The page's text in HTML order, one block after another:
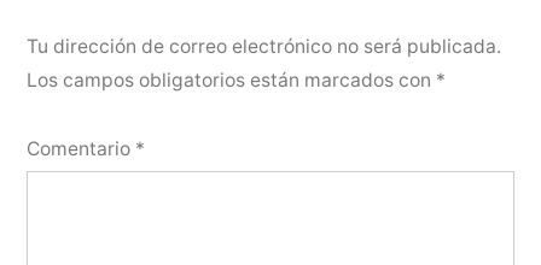
Tu dirección de correo electrónico no será publicada.
Los campos obligatorios están marcados con *
Comentario *